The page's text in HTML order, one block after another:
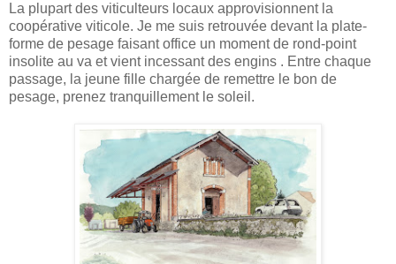
La plupart des viticulteurs locaux approvisionnent la
coopérative viticole. Je me suis retrouvée devant la plate-
forme de pesage faisant office un moment de rond-point
insolite au va et vient incessant des engins . Entre chaque
passage, la jeune fille chargée de remettre le bon de
pesage, prenez tranquillement le soleil.